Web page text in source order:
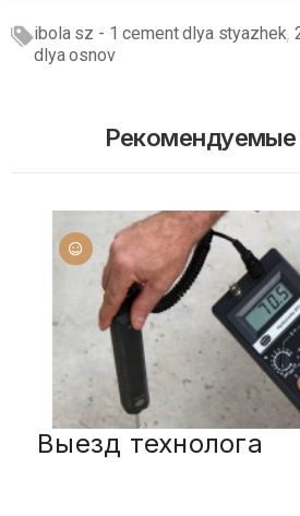
ibola sz - 1 cement dlya styazhek ,
dlya osnov
Рекомендуемые
Выезд технолога